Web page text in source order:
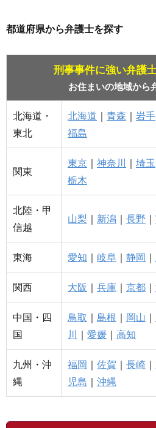
都道府県から弁護士を探す
刑事事件に強い弁護
お住まいの地域から
北海道・
東北
北海道 ｜ 青森 ｜ 岩手
福島
関東
東京 ｜ 神奈川 ｜ 埼玉
栃木
北陸・甲
信越
山梨 ｜ 新潟 ｜ 長野 ｜
東海 愛知 ｜ 岐阜 ｜ 静岡 ｜
関西 大阪 ｜ 兵庫 ｜ 京都 ｜
中国・四
国
鳥取 ｜ 島根 ｜ 岡山 ｜
川
｜ 愛媛 ｜ 高知
九州・沖
縄
福岡 ｜ 佐賀 ｜ 長崎 ｜
児島 ｜ 沖縄